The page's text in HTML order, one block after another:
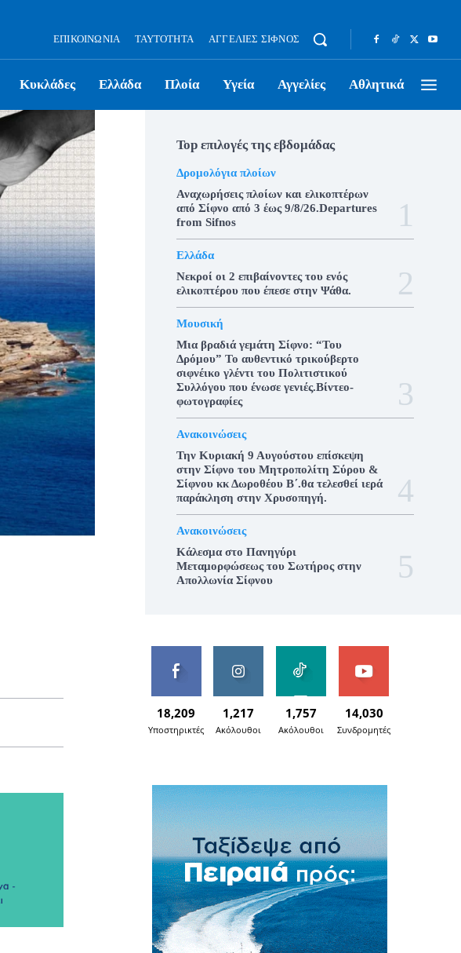
ΕΠΙΚΟΙΝΩΝΊΑ ΤΑΥΤΌΤΗΤΑ ΑΓΓΕΛΊΕΣ ΣΊΦΝΟΣ
Κυκλάδες Ελλάδα Πλοία Υγεία Αγγελίες Αθλητικά
Top επιλογές της εβδομάδας
Δρομολόγια πλοίων
Αναχωρήσεις πλοίων και ελικοπτέρων
από Σίφνο από 3 έως 9/8/26.Departures
from Sifnos
Ελλάδα
Νεκροί οι 2 επιβαίνοντες του ενός
ελικοπτέρου που έπεσε στην Ψάθα.
Μουσική
Μια βραδιά γεμάτη Σίφνο: “Του
Δρόμου” Το αυθεντικό τρικούβερτο
σιφνέικο γλέντι του Πολιτιστικού
Συλλόγου που ένωσε γενιές.Βίντεο-
φωτογραφίες
Ανακοινώσεις
Την Κυριακή 9 Αυγούστου επίσκεψη
στην Σίφνο του Μητροπολίτη Σύρου &
Σίφνου κκ Δωροθέου Β΄.θα τελεσθεί ιερά
παράκληση στην Χρυσοπηγή.
Ανακοινώσεις
Κάλεσμα στο Πανηγύρι
Μεταμορφώσεως του Σωτήρος στην
Απολλωνία Σίφνου
18,209
Υποστηρικτές
1,217
Ακόλουθοι
1,757
Ακόλουθοι
14,030
Συνδρομητές